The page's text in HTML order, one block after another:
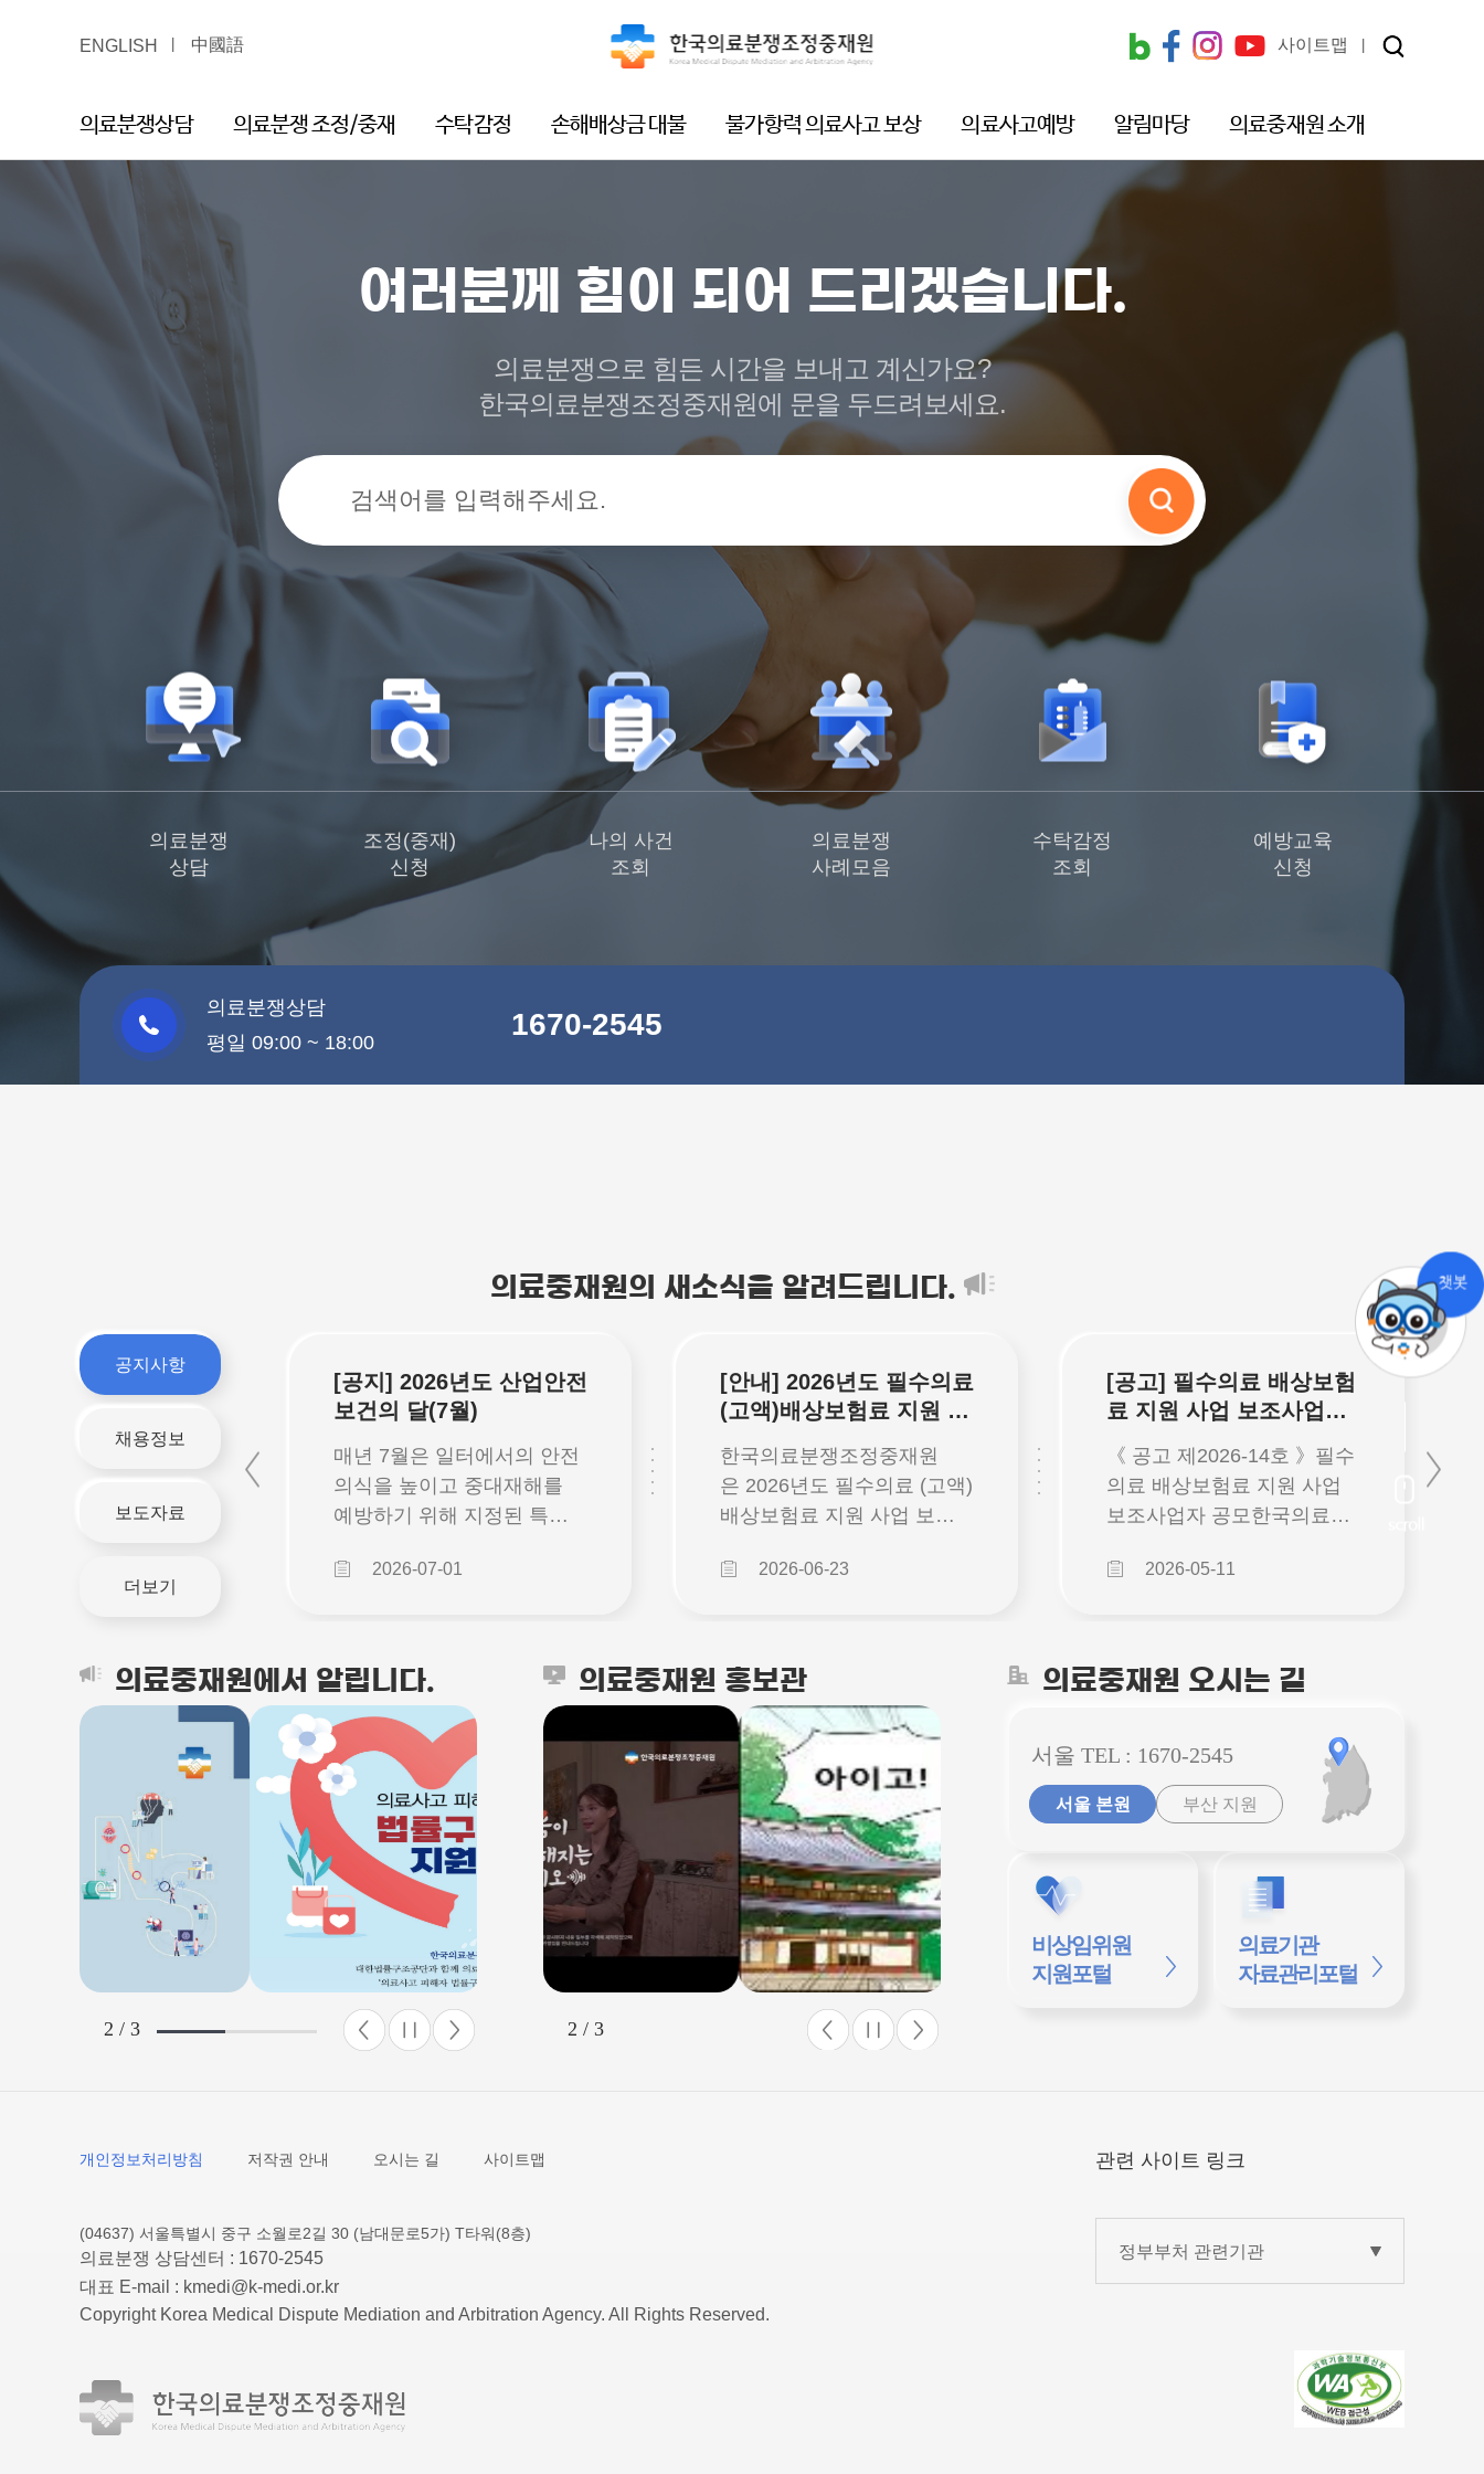
ENGLISH 中國語 사이트맵
의료분쟁상담 의료분쟁 조정/중재 수탁감정 손해배상금 대불 불가항력 의료사고 보상 의료사고예방 알림마당 의료중재원 소개
여러분께 힘이 되어 드리겠습니다.
의료분쟁으로 힘든 시간을 보내고 계신가요?
한국의료분쟁조정중재원에 문을 두드려보세요.
의료분쟁
상담
조정(중재)
신청
나의 사건
조회
의료분쟁
사례모음
수탁감정
조회
예방교육
신청
의료분쟁상담
평일 09:00 ~ 18:00
1670-2545
의료중재원의 새소식을 알려드립니다.
공지사항
채용정보
보도자료
더보기
손해배상금 대불비
송 관련 개인정보
수를 위해 아래와 같
. - 위탁 기간 : 2026.
상금 대불비용 부담액
지서 제작 및 발송 -
는 개인정보 항목 : 보
기관명, 보건의료기관
명, 요양기관기호, 사
록번호, 주소 - 위탁받
보유기간 : 손해배상
비용 부담액 고지서
발송 위임계약 만료
[공지] 2026년도 산업안전
보건의 달(7월)
매년 7월은 일터에서의 안전
의식을 높이고 중대재해를
예방하기 위해 지정된 특별
업, 근로자가 다 함께 참여하
계기를 마련하고 있습니다.○
안전 최우선 문화 확산: 일상
적인 업무 환경 속에서 자칫
소홀해지기 쉬운 안전 수칙
을 다시 한번 되새기고, 안전
이 일터의 가장 소중한 가치
임을 공감하는 시간입니다.○
선제적인 재해 예방: 예기치
못한 사고나 질병이 발생하
기 전에, 작업 환경의 위험 요
소를 미리 찾아내고 개선하
여 안전한 보건 환경을 공고
히 다집니다.○ 모두가 함께
만드는 일터: 경영진과 근로
는 사회적 분위기를 조성합
건강한 내일이 있습니다. 우
건의 달을 맞아, 안전은 타협
할 수 없는 절대적인 가치임
2026-07-01
[안내] 2026년도 필수의료
(고액)배상보험료 지원 사
가 전액 보조)
한국의료분쟁조정중재원
은 2026년도 필수의료 (고액)
배상보험료 지원 사업 보조
배상공제조합으로 선정하고,
상보험(공제) 가입 등 신청을
희망하는 의료기관은 아래
내용 및 첨부파일을 참조하
시어 기한 내 신청하여 주시
기 바랍니다.□ (지원내용
등) 필수의료 (고액) 배상보
험료 전액 지원 (1년, 1회) -
전문의 1인당 175만원, 레지
던트 1인당 30만원□ (가입문
의) 대한의사협회 의료배상
공제조합 (안내페이지 바로
가기) - 필수의료 배상보험료
지원사업 콜센터 1600-
1130 - 필수의료 배상보험료
** 정상 가입 이후라도 국가
2026-06-23
[공고] 필수의료 배상보험
료 지원 사업 보조사업자
2026.5.26.(화) 17:00)
《 공고 제2026-14호 》필수
의료 배상보험료 지원 사업
보조사업자 공모 ​한국의료분
피해구제 및 의료분쟁 조정
ㆍ공정하게 구제하고 보건의
료인의 안정적인 진료환경
공기관으로서, ‘필수의료인력
배상보험료 지원 사업’ 의 효
율적 운영을 위하여 보조사
역량 있는 기관들의 많은 참
여를 바랍니다.2026. 5. 11.
한국의료분쟁조정중재원장
▶보조금통합포털(e나라도
2026-05-11
의료중재원에서 알립니다.
2 / 3
의료중재원 홍보관
2 / 3
의료중재원 오시는 길
서울 본원 부산 지원
서울 TEL : 1670-2545
비상임위원
지원포털
의료기관
자료관리포털
개인정보처리방침 저작권 안내 오시는 길 사이트맵
(04637) 서울특별시 중구 소월로2길 30 (남대문로5가) T타워(8층)
의료분쟁 상담센터 : 1670-2545
대표 E-mail : kmedi@k-medi.or.kr
Copyright Korea Medical Dispute Mediation and Arbitration Agency. All Rights Reserved.
관련 사이트 링크
정부부처 관련기관